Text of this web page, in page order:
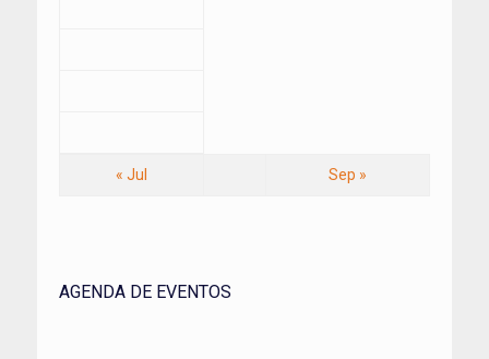
« Jul Sep »
AGENDA DE EVENTOS